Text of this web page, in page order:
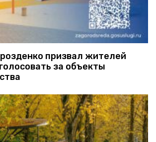
призвал жителей
за объекты